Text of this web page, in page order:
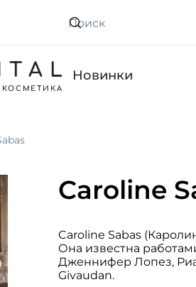
Искать
Новинки
Caroline
Caroline Sabas
Она известна
Дженнифер Лопез,
Givaudan.